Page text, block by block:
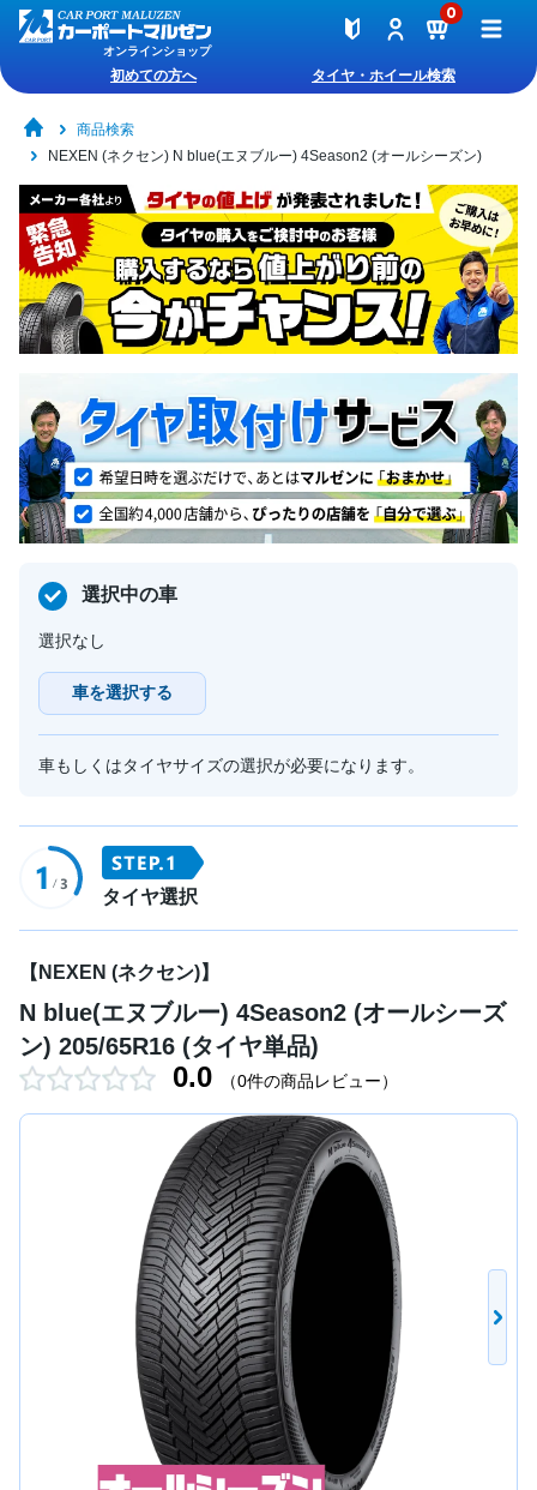
オンラインショップ
0
初めての方へ タイヤ・ホイール検索
商品検索
NEXEN (ネクセン) N blue(エヌブルー) 4Season2 (オールシーズン)
選択中の車
選択なし
車を選択する
車もしくはタイヤサイズの選択が必要になります。
タイヤ選択
【NEXEN (ネクセン)】
N blue(エヌブルー) 4Season2 (オールシーズ
ン) 205/65R16 (タイヤ単品)
0.0 （0件の商品レビュー）